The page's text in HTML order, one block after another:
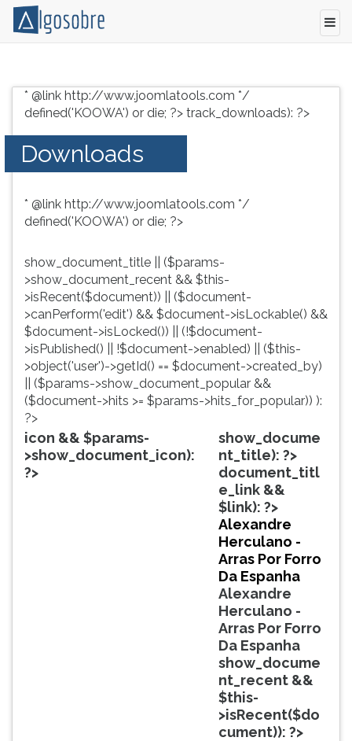
grátis
vestibular,
enem
concursos.
resumos
livros,
biografias,
profissões,
simulados
comentados.
Acessibilidade
leitor
TAB
depois
F
para
ouvir
conteúdo
principal
pular
essa
leitura
pressione
depois
pausar
* @link http://www.joomlatools.com */
defined('KOOWA') or die; ?> track_downloads): ?>
Downloads
* @link http://www.joomlatools.com */
defined('KOOWA') or die; ?>
show_document_title || ($params-
>show_document_recent && $this-
>isRecent($document)) || ($document-
>canPerform('edit') && $document->isLockable() &&
$document->isLocked()) || (!$document-
>isPublished() || !$document->enabled) || ($this-
>object('user')->getId() == $document->created_by)
|| ($params->show_document_popular &&
($document->hits >= $params->hits_for_popular)) ):
?>
icon && $params-
>show_document_icon):
?>
show_docume
nt_title): ?>
document_titl
e_link &&
$link): ?>
Alexandre
Herculano -
Arras Por Forro
Da Espanha
Alexandre
Herculano -
Arras Por Forro
Da Espanha
show_docume
nt_recent &&
$this-
>isRecent($do
cument)): ?>